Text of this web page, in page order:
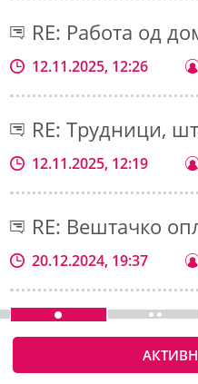
RE: Работа од
12.11.2025, 12:26
RE: Трудници,
12.11.2025, 12:19
RE: Вештачко
20.12.2024, 19:37